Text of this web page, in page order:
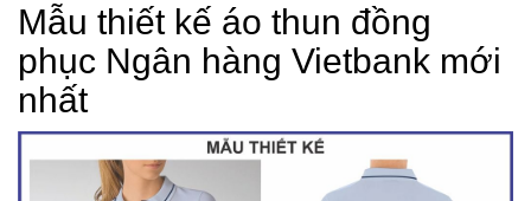
Mẫu thiết kế áo thun đồng
phục Ngân hàng Vietbank mới
nhất